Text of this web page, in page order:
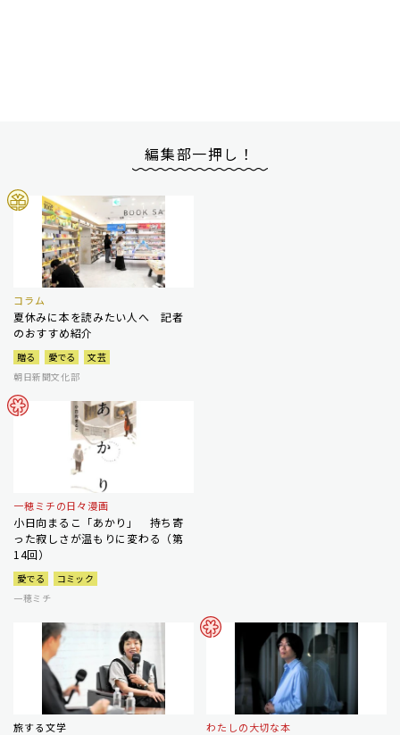
編集部一押し！
コラム
夏休みに本を読みたい人へ 記者
のおすすめ紹介
贈る 愛でる
文芸
朝日新聞文化部
一穂ミチの日々漫画
小日向まるこ「あかり」 持ち寄
った寂しさが温もりに変わる（第
14回）
愛でる
コミック
一穂ミチ
旅する文学 わたしの大切な本